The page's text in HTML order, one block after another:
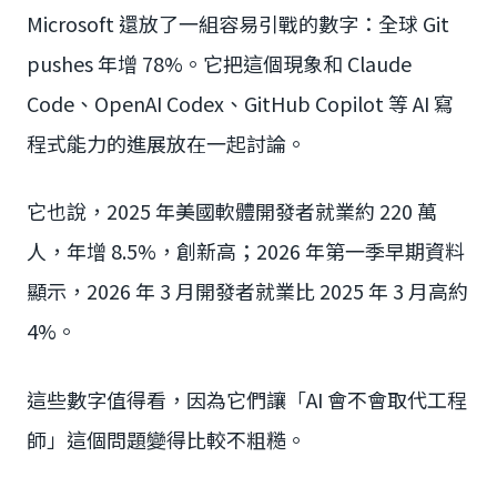
Microsoft 還放了一組容易引戰的數字：全球 Git
pushes 年增 78%。它把這個現象和 Claude
Code、OpenAI Codex、GitHub Copilot 等 AI 寫
程式能力的進展放在一起討論。
它也說，2025 年美國軟體開發者就業約 220 萬
人，年增 8.5%，創新高；2026 年第一季早期資料
顯示，2026 年 3 月開發者就業比 2025 年 3 月高約
4%。
這些數字值得看，因為它們讓「AI 會不會取代工程
師」這個問題變得比較不粗糙。